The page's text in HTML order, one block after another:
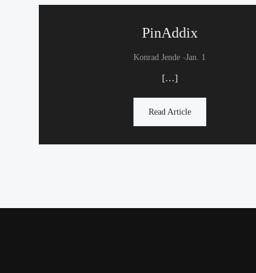
PinAddix
Konrad Jende -Jan. 1
[…]
Read Article